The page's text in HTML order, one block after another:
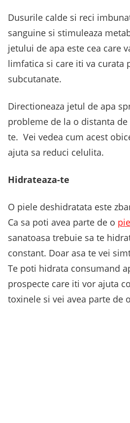
Dusurile calde si reci
sanguine si stimuleaza
jetului de apa este cea care
limfatica si care iti va curata
subcutanate.
Directioneaza jetul de apa
probleme de la o distanta de
te. Vei vedea cum acest
ajuta sa reduci celulita.
Hidrateaza-te
O piele deshidratata este
Ca sa poti avea parte de o
sanatoasa trebuie sa te
constant. Doar asa te vei
Te poti hidrata consumand
prospecte care iti vor ajuta
toxinele si vei avea parte de